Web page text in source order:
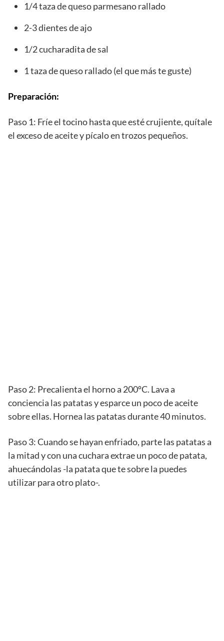
1/4 taza de queso parmesano rallado
2-3 dientes de ajo
1/2 cucharadita de sal
1 taza de queso rallado (el que más te guste)
Preparación:
Paso 1: Fríe el tocino hasta que esté crujiente, quítale
el exceso de aceite y pícalo en trozos pequeños.
Paso 2: Precalienta el horno a 200ºC. Lava a
conciencia las patatas y esparce un poco de aceite
sobre ellas. Hornea las patatas durante 40 minutos.
Paso 3: Cuando se hayan enfriado, parte las patatas a
la mitad y con una cuchara extrae un poco de patata,
ahuecándolas -la patata que te sobre la puedes
utilizar para otro plato-.